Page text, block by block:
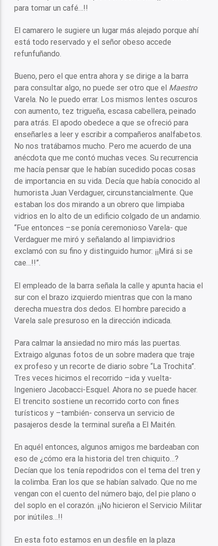
para tomar un café…!!
El camarero le sugiere un lugar más alejado porque ahí
está todo reservado y el señor obeso accede
refunfuñando.
Bueno, pero el que entra ahora y se dirige a la barra
para consultar algo, no puede ser otro que el Maestro
Varela. No le puedo errar. Los mismos lentes oscuros
con aumento, tez trigueña, escasa cabellera, peinado
para atrás. El apodo obedece a que se ofreció para
enseñarles a leer y escribir a compañeros analfabetos.
No nos tratábamos mucho. Pero me acuerdo de una
anécdota que me contó muchas veces. Su recurrencia
me hacía pensar que le habían sucedido pocas cosas
de importancia en su vida. Decía que había conocido al
humorista Juan Verdaguer, circunstancialmente. Que
estaban los dos mirando a un obrero que limpiaba
vidrios en lo alto de un edificio colgado de un andamio.
“Fue entonces –se ponía ceremonioso Varela- que
Verdaguer me miró y señalando al limpiavidrios
exclamó con su fino y distinguido humor: ¡¡Mirá si se
cae…!!”.
El empleado de la barra señala la calle y apunta hacia el
sur con el brazo izquierdo mientras que con la mano
derecha muestra dos dedos. El hombre parecido a
Varela sale presuroso en la dirección indicada.
Para calmar la ansiedad no miro más las puertas.
Extraigo algunas fotos de un sobre madera que traje
ex profeso y un recorte de diario sobre “La Trochita”.
Tres veces hicimos el recorrido –ida y vuelta-
Ingeniero Jacobacci-Esquel. Ahora no se puede hacer.
El trencito sostiene un recorrido corto con fines
turísticos y –también- conserva un servicio de
pasajeros desde la terminal sureña a El Maitén.
En aquél entonces, algunos amigos me bardeaban con
eso de ¿cómo era la historia del tren chiquito…?
Decían que los tenía repodridos con el tema del tren y
la colimba. Eran los que se habían salvado. Que no me
vengan con el cuento del número bajo, del pie plano o
del soplo en el corazón. ¡¡No hicieron el Servicio Militar
por inútiles…!!
En esta foto estamos en un desfile en la plaza